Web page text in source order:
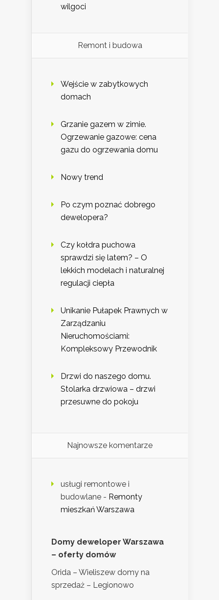
wilgoci
Remont i budowa
Wejście w zabytkowych
domach
Grzanie gazem w zimie.
Ogrzewanie gazowe: cena
gazu do ogrzewania domu
Nowy trend
Po czym poznać dobrego
dewelopera?
Czy kołdra puchowa
sprawdzi się latem? – O
lekkich modelach i naturalnej
regulacji ciepła
Unikanie Pułapek Prawnych w
Zarządzaniu
Nieruchomościami:
Kompleksowy Przewodnik
Drzwi do naszego domu.
Stolarka drzwiowa – drzwi
przesuwne do pokoju
Najnowsze komentarze
usługi remontowe i
budowlane - Remonty
mieszkań Warszawa
Domy deweloper Warszawa
– oferty domów
Orida – Wieliszew domy na
sprzedaż – Legionowo